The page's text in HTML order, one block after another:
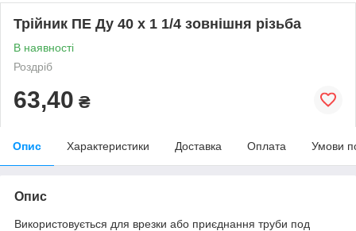
Трійник ПЕ Ду 40 х 1 1/4 зовнішня різьба
В наявності
Роздріб
63,40 ₴
Опис Характеристики Доставка Оплата Умови
Опис
Використовується для врезки або приєднання труби под